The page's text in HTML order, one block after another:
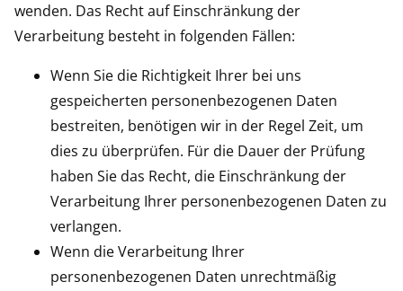
wenden. Das Recht auf Einschränkung der
Verarbeitung besteht in folgenden Fällen:
Wenn Sie die Richtigkeit Ihrer bei uns
gespeicherten personenbezogenen Daten
bestreiten, benötigen wir in der Regel Zeit, um
dies zu überprüfen. Für die Dauer der Prüfung
haben Sie das Recht, die Einschränkung der
Verarbeitung Ihrer personenbezogenen Daten zu
verlangen.
Wenn die Verarbeitung Ihrer
personenbezogenen Daten unrechtmäßig